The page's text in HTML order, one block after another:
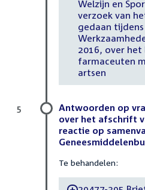
Welzijn en
verzoek van
gedaan
2016, over
farmaceuten
artsen
Antwoorden op
over het afschrift
reactie op
Te behandelen:
5